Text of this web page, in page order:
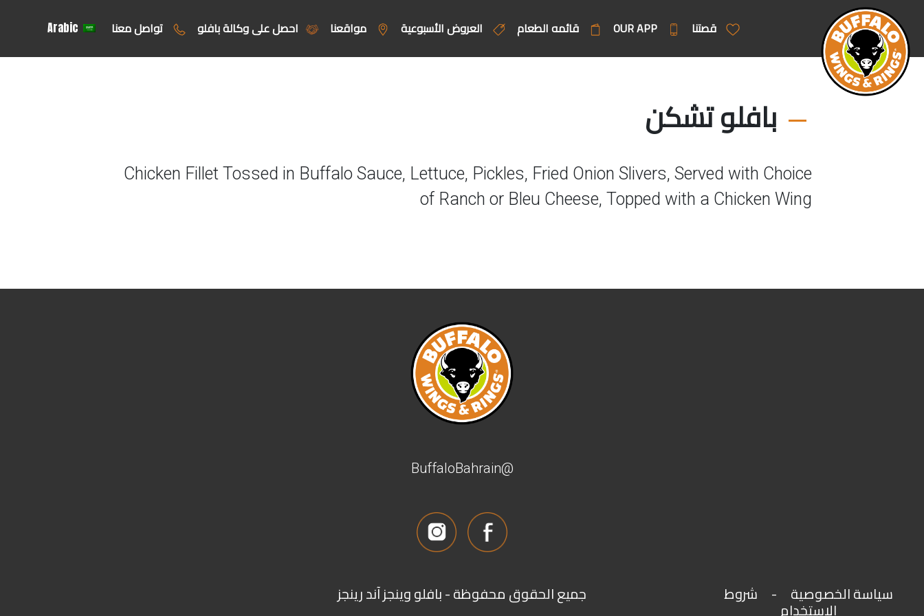
قصتنا قائمه الطعام العروض الأسبوعية مواقعنا احصل على وكالة بافلو تواصل معنا
بافلو تشكن
Chicken Fillet Tossed in Buffalo Sauce, Lettuce, Pickles, Fried Onion Slivers, Served with Choice
of Ranch or Bleu Cheese, Topped with a Chicken Wing
@BuffaloBahrain
سياسة الخصوصية - شروط
الاستخدام
جميع الحقوق محفوظة - بافلو وينجز آند رينجز